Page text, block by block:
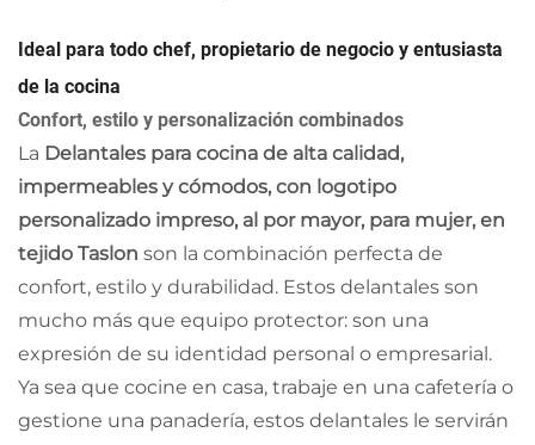
Ideal para todo chef, propietario de negocio y entusiasta
de la cocina
Confort, estilo y personalización combinados
La Delantales para cocina de alta calidad,
impermeables y cómodos, con logotipo
personalizado impreso, al por mayor, para mujer, en
tejido Taslon son la combinación perfecta de
confort, estilo y durabilidad. Estos delantales son
mucho más que equipo protector: son una
expresión de su identidad personal o empresarial.
Ya sea que cocine en casa, trabaje en una cafetería o
gestione una panadería, estos delantales le servirán